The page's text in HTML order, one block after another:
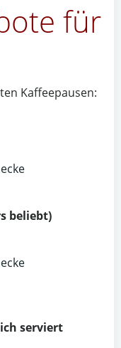
für
Kaffeepausen:
beliebt)
serviert